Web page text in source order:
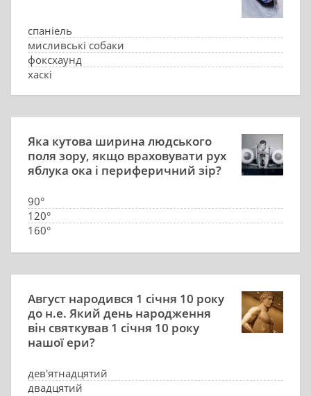
спаніель
мисливські собаки
фоксхаунд
хаскі
Яка кутова ширина людського
поля зору, якщо враховувати рух
яблука ока і периферичний зір?
90°
120°
160°
Август народився 1 січня 10 року
до н.е. Який день народження
він святкував 1 січня 10 року
нашої ери?
дев'ятнадцятий
двадцятий